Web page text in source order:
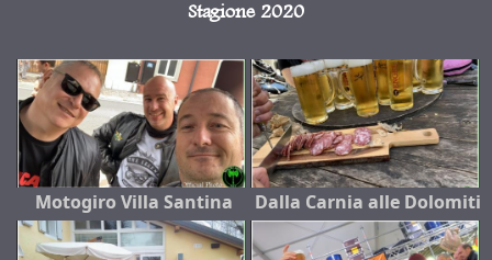
Stagione 2020
Motogiro Villa Santina Dalla Carnia alle Dolomiti